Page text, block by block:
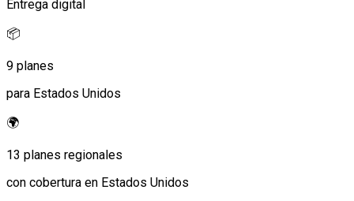
Entrega digital
📦
9 planes
para Estados Unidos
🌍
13 planes regionales
con cobertura en Estados Unidos